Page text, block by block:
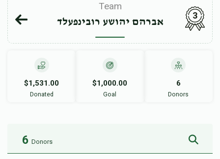
Team
אברהם יהושע רובינפעלד
3
$1,531.00
Donated
$1,000.00
Goal
6
Donors
6 Donors